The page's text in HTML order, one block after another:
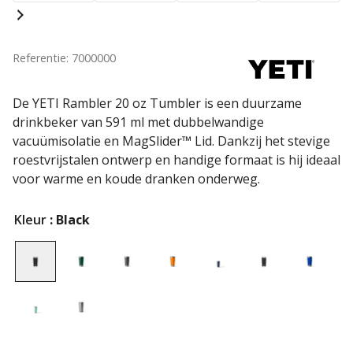
Referentie: 7000000
De YETI Rambler 20 oz Tumbler is een duurzame
drinkbeker van 591 ml met dubbelwandige
vacuümisolatie en MagSlider™ Lid. Dankzij het stevige
roestvrijstalen ontwerp en handige formaat is hij ideaal
voor warme en koude dranken onderweg.
Kleur : Black